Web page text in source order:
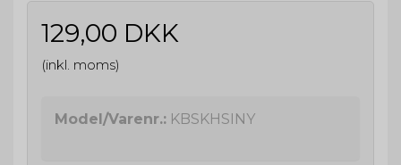
129,00 DKK
(inkl. moms)
Model/Varenr.: KBSKHSINY